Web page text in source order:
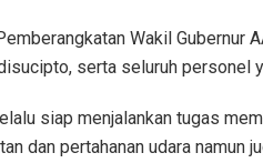
Wakil Gubernur
serta seluruh personel
siap menjalankan tugas
dan pertahanan udara